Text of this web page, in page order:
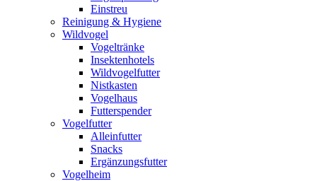
Einstreu
Reinigung & Hygiene
Wildvogel
Vogeltränke
Insektenhotels
Wildvogelfutter
Nistkasten
Vogelhaus
Futterspender
Vogelfutter
Alleinfutter
Snacks
Ergänzungsfutter
Vogelheim